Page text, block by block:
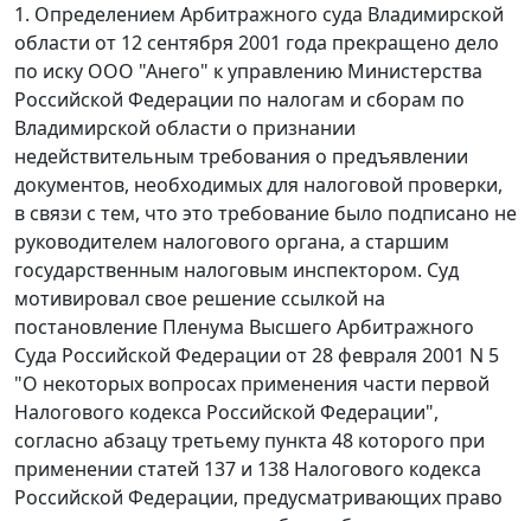
1. Определением Арбитражного суда Владимирской
области от 12 сентября 2001 года прекращено дело
по иску ООО "Анего" к управлению Министерства
Российской Федерации по налогам и сборам по
Владимирской области о признании
недействительным требования о предъявлении
документов, необходимых для налоговой проверки,
в связи с тем, что это требование было подписано не
руководителем налогового органа, а старшим
государственным налоговым инспектором. Суд
мотивировал свое решение ссылкой на
постановление Пленума Высшего Арбитражного
Суда Российской Федерации от 28 февраля 2001 N 5
"О некоторых вопросах применения части первой
Налогового кодекса Российской Федерации",
согласно абзацу третьему пункта 48 которого при
применении статей 137 и 138 Налогового кодекса
Российской Федерации, предусматривающих право